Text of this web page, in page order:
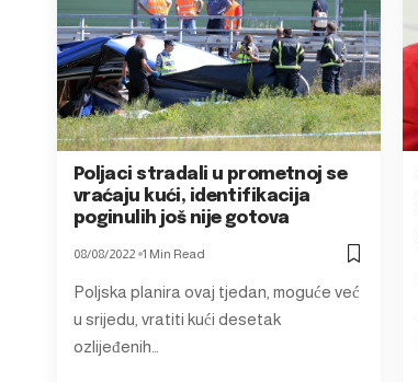
Poljaci stradali u prometnoj se
vraćaju kući, identifikacija
poginulih još nije gotova
08/08/2022 1 Min Read
Poljska planira ovaj tjedan, moguće već
u srijedu, vratiti kući desetak
ozlijeđenih…